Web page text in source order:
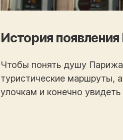
История
Чтобы понять душу
туристические маршруты,
улочкам и конечно